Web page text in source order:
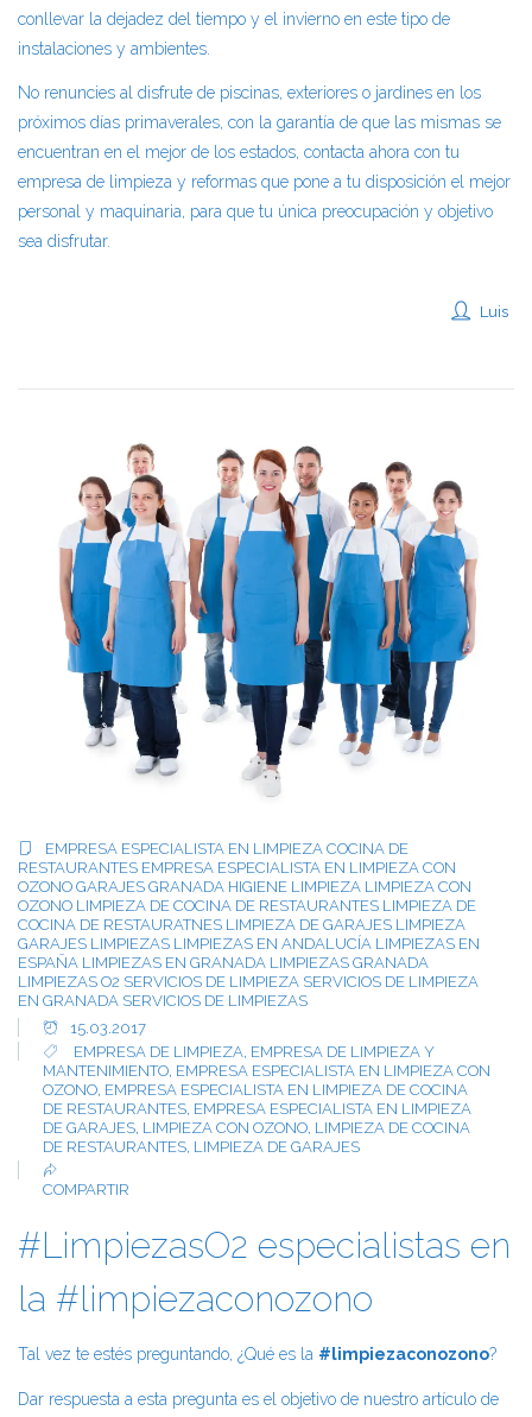
conllevar la dejadez del tiempo y el invierno en este tipo de
instalaciones y ambientes.
No renuncies al disfrute de piscinas, exteriores o jardines en los
próximos días primaverales, con la garantía de que las mismas se
encuentran en el mejor de los estados, contacta ahora con tu
empresa de limpieza y reformas que pone a tu disposición el mejor
personal y maquinaria, para que tu única preocupación y objetivo
sea disfrutar.
Luis
EMPRESA ESPECIALISTA EN LIMPIEZA COCINA DE
RESTAURANTES EMPRESA ESPECIALISTA EN LIMPIEZA CON
OZONO GARAJES GRANADA HIGIENE LIMPIEZA LIMPIEZA CON
OZONO LIMPIEZA DE COCINA DE RESTAURANTES LIMPIEZA DE
COCINA DE RESTAURATNES LIMPIEZA DE GARAJES LIMPIEZA
GARAJES LIMPIEZAS LIMPIEZAS EN ANDALUCÍA LIMPIEZAS EN
ESPAÑA LIMPIEZAS EN GRANADA LIMPIEZAS GRANADA
LIMPIEZAS O2 SERVICIOS DE LIMPIEZA SERVICIOS DE LIMPIEZA
EN GRANADA SERVICIOS DE LIMPIEZAS
15.03.2017
EMPRESA DE LIMPIEZA, EMPRESA DE LIMPIEZA Y
MANTENIMIENTO, EMPRESA ESPECIALISTA EN LIMPIEZA CON
OZONO, EMPRESA ESPECIALISTA EN LIMPIEZA DE COCINA
DE RESTAURANTES, EMPRESA ESPECIALISTA EN LIMPIEZA
DE GARAJES, LIMPIEZA CON OZONO, LIMPIEZA DE COCINA
DE RESTAURANTES, LIMPIEZA DE GARAJES
COMPARTIR
#LimpiezasO2 especialistas en
la #limpiezaconozono
Tal vez te estés preguntando, ¿Qué es la #limpiezaconozono?
Dar respuesta a esta pregunta es el objetivo de nuestro artículo de